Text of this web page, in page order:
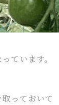
ています。
っておいて